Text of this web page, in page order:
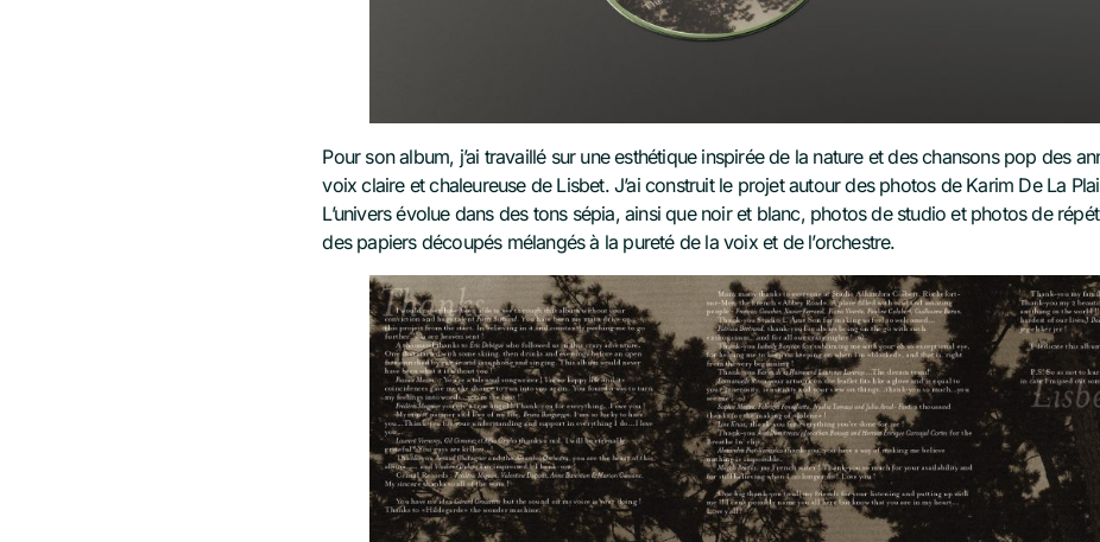
Pour son album, j’ai travaillé sur une esthétique inspirée de la nature et des chansons pop des
voix claire et chaleureuse de Lisbet. J’ai construit le projet autour des photos de Karim De La
L’univers évolue dans des tons sépia, ainsi que noir et blanc, photos de studio et photos de
des papiers découpés mélangés à la pureté de la voix et de l’orchestre.